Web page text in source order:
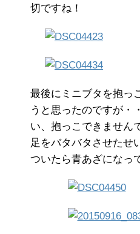
切ですね！
最後にミニブタを抱っ
うと思ったのですが・
い、抱っこできません
足をバタバタさせたせ
ついたら青あざになっ